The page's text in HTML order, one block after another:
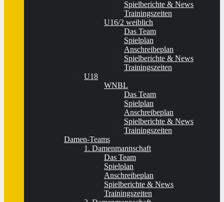
Spielberichte & News
Trainingszeiten
U16/2 weiblich
Das Team
Spielplan
Anschreibeplan
Spielberichte & News
Trainingszeiten
U18
WNBL
Das Team
Spielplan
Anschreibeplan
Spielberichte & News
Trainingszeiten
Damen-Teams
1. Damenmannschaft
Das Team
Spielplan
Anschreibeplan
Spielberichte & News
Trainingszeiten